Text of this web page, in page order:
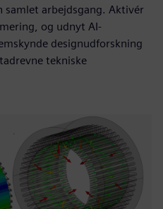
samlet arbejdsgang. Aktivér
og udnyt AI-
designudforskning
tekniske